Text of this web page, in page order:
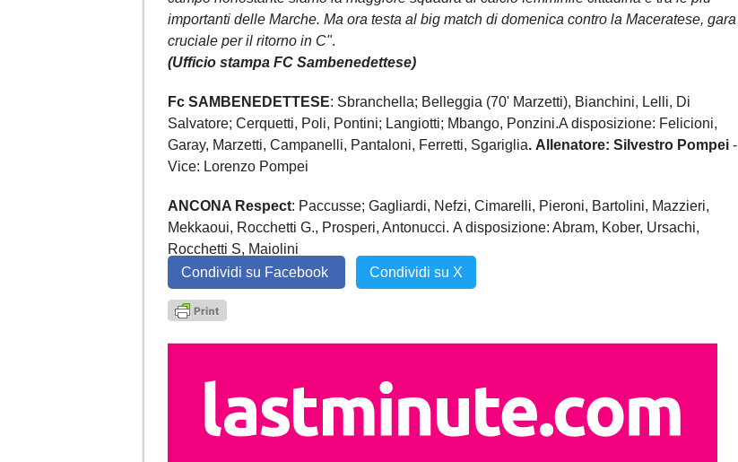
importanti delle Marche. Ma ora testa al big match di domenica contro la Maceratese, gara
cruciale per il ritorno in C".
(Ufficio stampa FC Sambenedettese)
Fc SAMBENEDETTESE: Sbranchella; Belleggia (70' Marzetti), Bianchini, Lelli, Di
Salvatore; Cerquetti, Poli, Pontini; Langiotti; Mbango, Ponzini.A disposizione: Felicioni,
Garay, Marzetti, Campanelli, Pantaloni, Ferretti, Sgariglia. Allenatore: Silvestro Pompei -
Vice: Lorenzo Pompei
ANCONA Respect: Paccusse; Gagliardi, Nefzi, Cimarelli, Pieroni, Bartolini, Mazzieri,
Mekkaoui, Rocchetti G., Prosperi, Antonucci. A disposizione: Abram, Kober, Ursachi,
Rocchetti S, Maiolini
Condividi su Facebook
Condividi su X